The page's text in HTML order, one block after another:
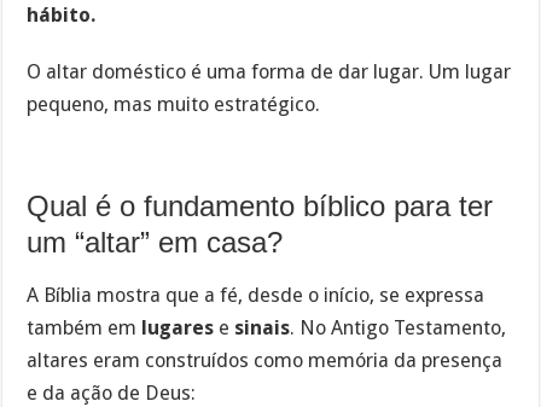
hábito.
O altar doméstico é uma forma de dar lugar. Um lugar
pequeno, mas muito estratégico.
Qual é o fundamento bíblico para ter
um “altar” em casa?
A Bíblia mostra que a fé, desde o início, se expressa
também em lugares e sinais. No Antigo Testamento,
altares eram construídos como memória da presença
e da ação de Deus: